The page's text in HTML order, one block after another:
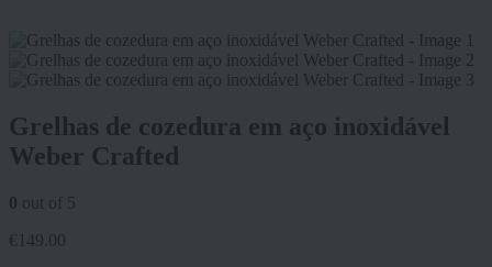
Grelhas de cozedura em aço inoxidável
Weber Crafted
0 out of 5
€ 149.00